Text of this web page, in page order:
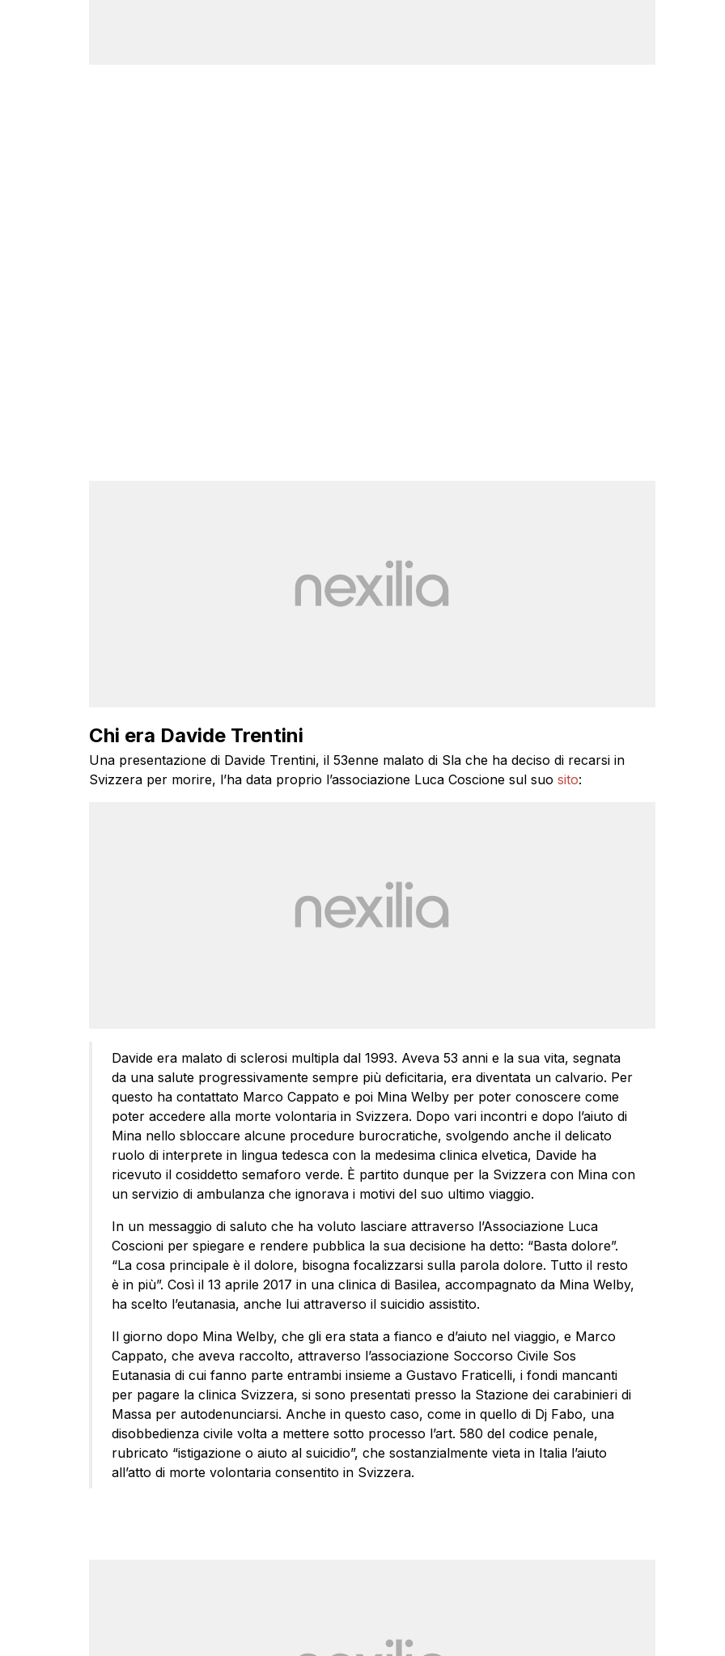
Chi era Davide Trentini
Una presentazione di Davide Trentini, il 53enne malato di Sla che ha deciso di recarsi in
Svizzera per morire, l’ha data proprio l’associazione Luca Coscione sul suo sito:
Davide era malato di sclerosi multipla dal 1993. Aveva 53 anni e la sua vita, segnata
da una salute progressivamente sempre più deficitaria, era diventata un calvario. Per
questo ha contattato Marco Cappato e poi Mina Welby per poter conoscere come
poter accedere alla morte volontaria in Svizzera. Dopo vari incontri e dopo l’aiuto di
Mina nello sbloccare alcune procedure burocratiche, svolgendo anche il delicato
ruolo di interprete in lingua tedesca con la medesima clinica elvetica, Davide ha
ricevuto il cosiddetto semaforo verde. È partito dunque per la Svizzera con Mina con
un servizio di ambulanza che ignorava i motivi del suo ultimo viaggio.
In un messaggio di saluto che ha voluto lasciare attraverso l’Associazione Luca
Coscioni per spiegare e rendere pubblica la sua decisione ha detto: “Basta dolore”.
“La cosa principale è il dolore, bisogna focalizzarsi sulla parola dolore. Tutto il resto
è in più”. Così il 13 aprile 2017 in una clinica di Basilea, accompagnato da Mina Welby,
ha scelto l’eutanasia, anche lui attraverso il suicidio assistito.
Il giorno dopo Mina Welby, che gli era stata a fianco e d’aiuto nel viaggio, e Marco
Cappato, che aveva raccolto, attraverso l’associazione Soccorso Civile Sos
Eutanasia di cui fanno parte entrambi insieme a Gustavo Fraticelli, i fondi mancanti
per pagare la clinica Svizzera, si sono presentati presso la Stazione dei carabinieri di
Massa per autodenunciarsi. Anche in questo caso, come in quello di Dj Fabo, una
disobbedienza civile volta a mettere sotto processo l’art. 580 del codice penale,
rubricato “istigazione o aiuto al suicidio”, che sostanzialmente vieta in Italia l’aiuto
all’atto di morte volontaria consentito in Svizzera.